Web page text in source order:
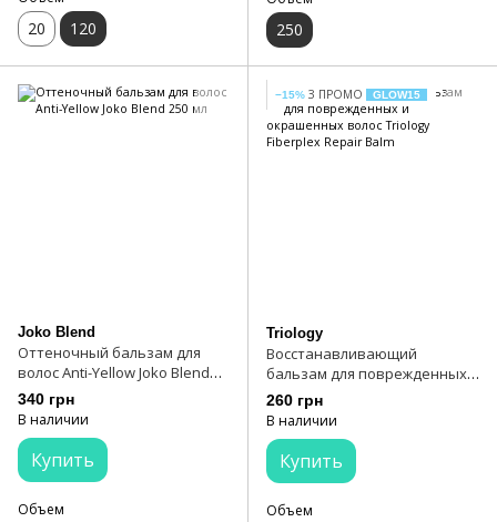
20 120 250
Joko Blend
Оттеночный бальзам для
волос Anti-Yellow Joko Blend
250 мл
340 грн
В наличии
Купить
Объем
−15% З ПРОМО GLOW15
Triology
Восстанавливающий
бальзам для поврежденных и
окрашенных волос Triology
Fiberplex Repair Balm
260 грн
В наличии
Купить
Объем